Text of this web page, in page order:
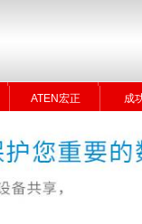
ATEN宏正 成
ATEN宏正 成